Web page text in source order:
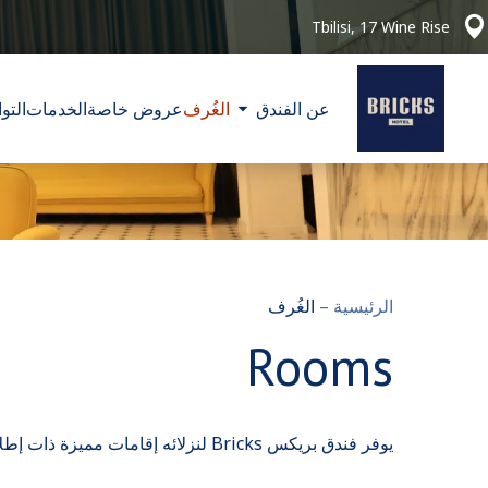
Tbilisi, 17 Wine Rise
عن الفندق الغُرفعروض خاصةالخدمات
الرئيسية – الغُرف
Rooms
يوفر فندق بريكس Bricks لنزلائه إقامات مميزة ذات إطلالات رائعة مع تراس وشبكة واي فاي مجانية ومواقف خاصة لركن السيارات مجانا.